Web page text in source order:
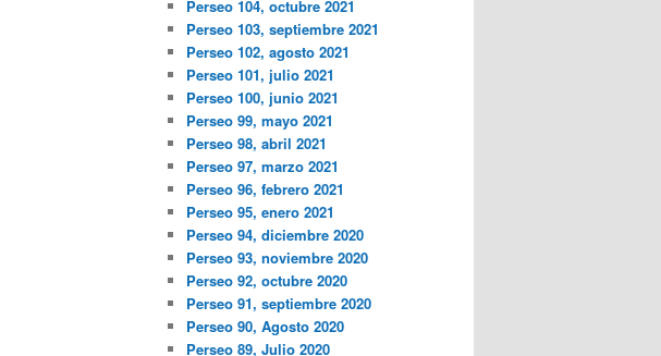
Perseo 104, octubre 2021
Perseo 103, septiembre 2021
Perseo 102, agosto 2021
Perseo 101, julio 2021
Perseo 100, junio 2021
Perseo 99, mayo 2021
Perseo 98, abril 2021
Perseo 97, marzo 2021
Perseo 96, febrero 2021
Perseo 95, enero 2021
Perseo 94, diciembre 2020
Perseo 93, noviembre 2020
Perseo 92, octubre 2020
Perseo 91, septiembre 2020
Perseo 90, Agosto 2020
Perseo 89, Julio 2020